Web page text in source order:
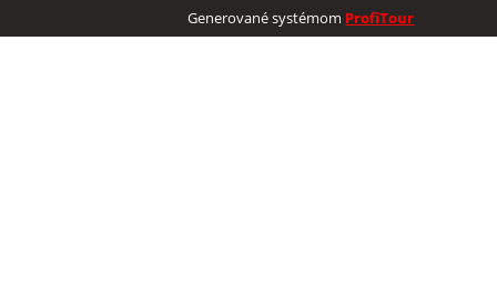
Generované systémom ProfiTour